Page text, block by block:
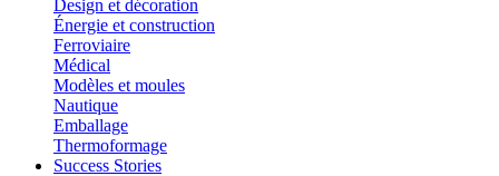
Design et décoration
Énergie et construction
Ferroviaire
Médical
Modèles et moules
Nautique
Emballage
Thermoformage
Success Stories